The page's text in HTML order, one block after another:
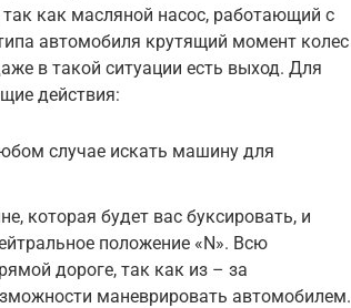
как масляной насос, работающий с
автомобиля крутящий момент колес
в такой ситуации есть выход. Для
действия:
случае искать машину для
которая будет вас буксировать, и
положение «N». Всю
дороге, так как из – за
маневрировать автомобилем.